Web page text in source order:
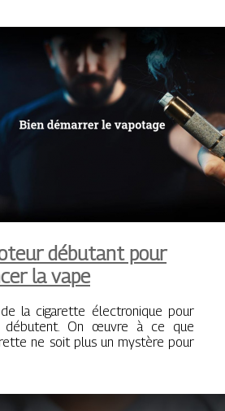
débutant pour
la vape
la cigarette électronique pour
débutent. On œuvre à ce que
ne soit plus un mystère pour